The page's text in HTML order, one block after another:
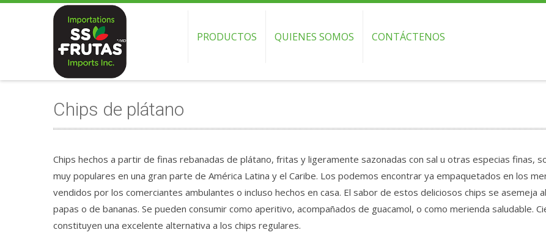
PRODUCTOS QUIENES SOMOS CONTÁCTENOS
Chips de plátano
Chips hechos a partir de finas rebanadas de plátano, fritas y ligeramente sazonadas con sal u otras especias finas,
muy populares en una gran parte de América Latina y el Caribe. Los podemos encontrar ya empaquetados en los
vendidos por los comerciantes ambulantes o incluso hechos en casa. El sabor de estos deliciosos chips se asemeja
papas o de bananas. Se pueden consumir como aperitivo, acompañados de guacamol, o como merienda saludable.
constituyen una excelente alternativa a los chips regulares.